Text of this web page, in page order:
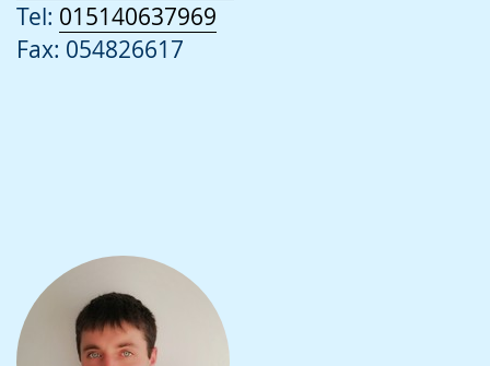
Tel: 015140637969
Fax: 054826617